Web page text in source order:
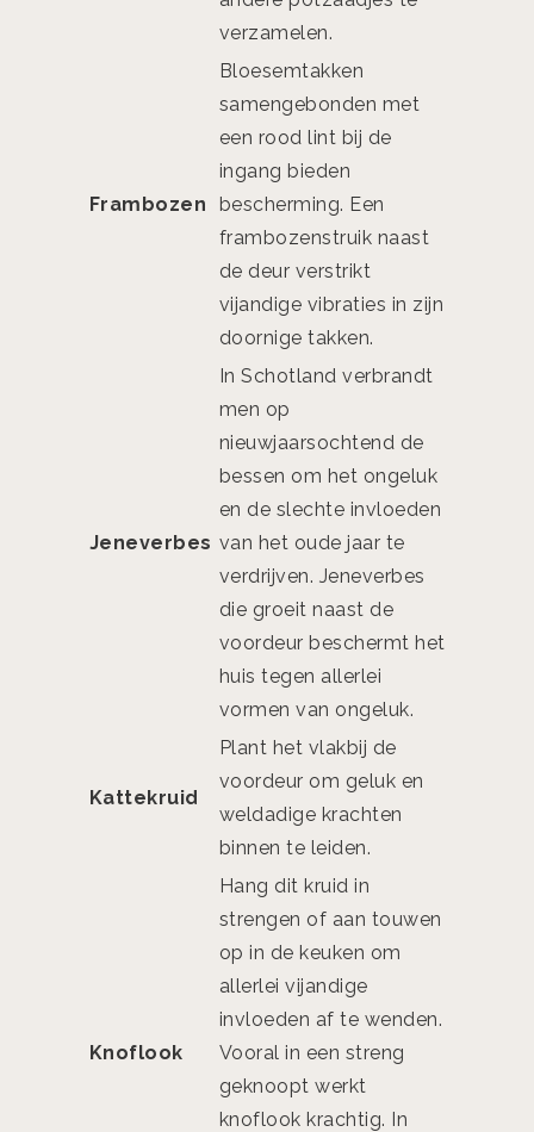
verzamelen.
Frambozen
Bloesemtakken
samengebonden met
een rood lint bij de
ingang bieden
bescherming. Een
frambozenstruik naast
de deur verstrikt
vijandige vibraties in zijn
doornige takken.
Jeneverbes
In Schotland verbrandt
men op
nieuwjaarsochtend de
bessen om het ongeluk
en de slechte invloeden
van het oude jaar te
verdrijven. Jeneverbes
die groeit naast de
voordeur beschermt het
huis tegen allerlei
vormen van ongeluk.
Kattekruid
Plant het vlakbij de
voordeur om geluk en
weldadige krachten
binnen te leiden.
Knoflook
Hang dit kruid in
strengen of aan touwen
op in de keuken om
allerlei vijandige
invloeden af te wenden.
Vooral in een streng
geknoopt werkt
knoflook krachtig. In